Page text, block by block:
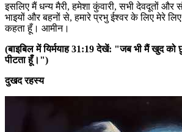
इसलिए मैं धन्य मैरी, हमेशा कुंवारी, सभी देवदूतों
भाइयों और बहनों से, हमारे प्रभु ईश्वर के लिए मेरे
कहता हूँ। आमीन।
(बाइबिल में यिर्मयाह 31:19 देखें: "जब भी मैं खुद को
पीटता हूँ।")
दुखद रहस्य